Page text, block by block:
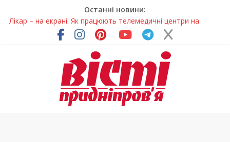
Останні новини:
Лікар – на екрані: Як працюють телемедичні центри на
Дніпропетровщині
У Дніпрі триває масштабна підготовка до опалювального
Пошуки тривають: на Дніпропетровщині досліджують місце
розташування легендарного монастиря (Фото)
Ветерани Дніпропетровщини отримують шанс на власне